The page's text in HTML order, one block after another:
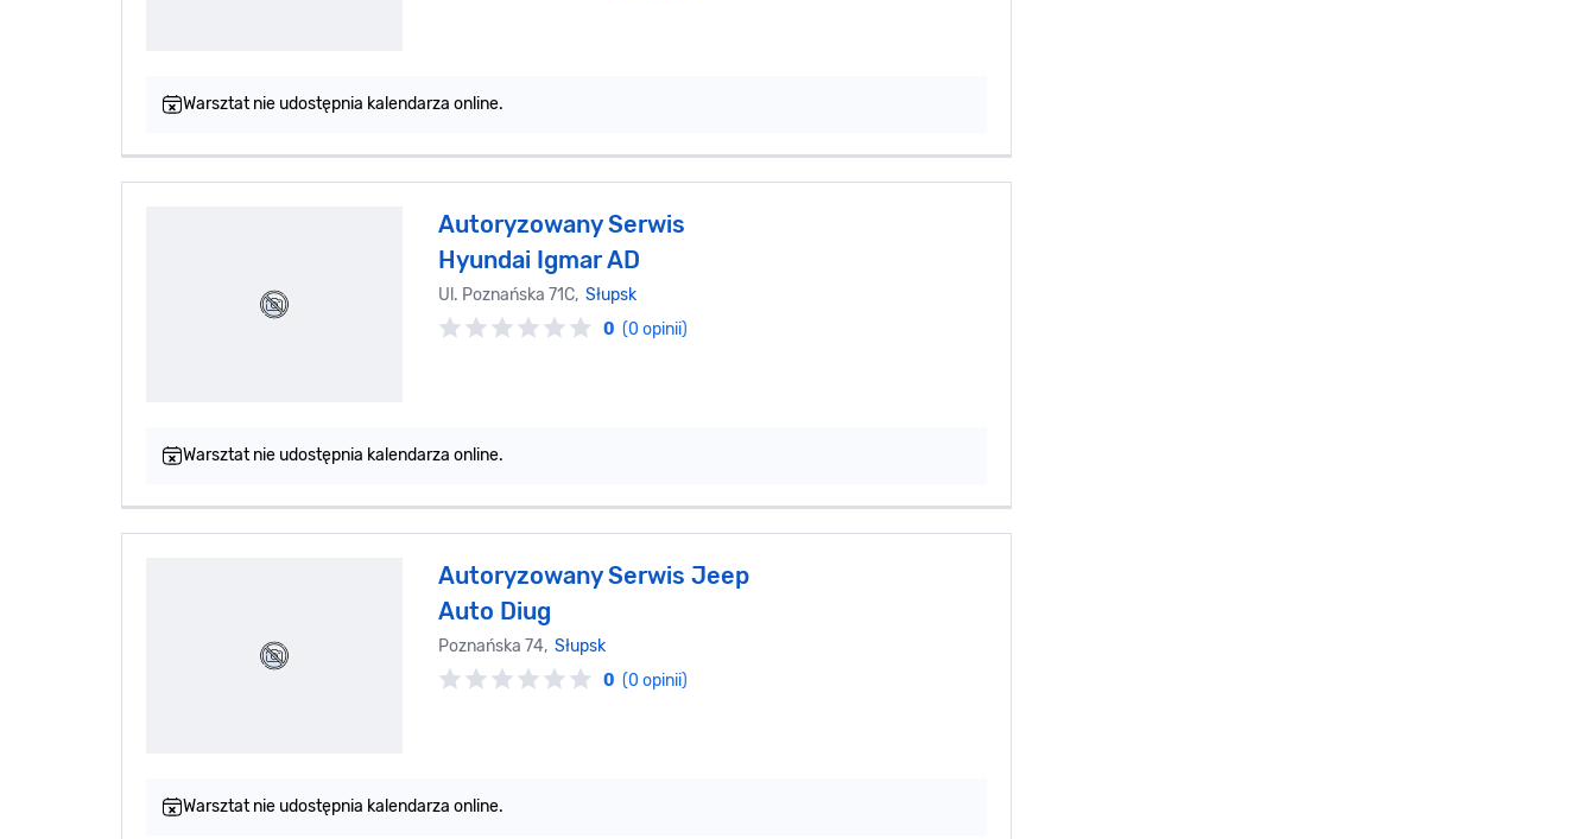
Warsztat nie udostępnia kalendarza online.
Autoryzowany Serwis
Hyundai Igmar AD
Ul. Poznańska 71C, Słupsk
0 (0 opinii)
Warsztat nie udostępnia kalendarza online.
Autoryzowany Serwis Jeep
Auto Diug
Poznańska 74, Słupsk
0 (0 opinii)
Warsztat nie udostępnia kalendarza online.